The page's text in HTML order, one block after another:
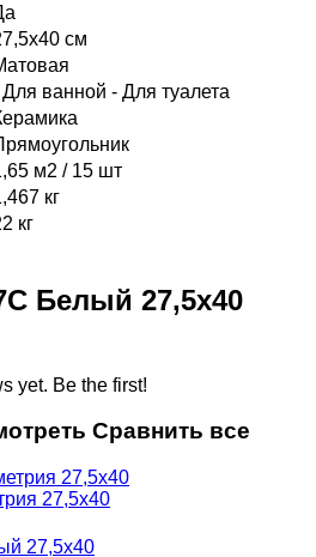
см
ванной - Для туалета
м2 / 15 шт
кг
кг
Белый 27,5x40
yet. Be the first!
Сравнить все
27,5x40